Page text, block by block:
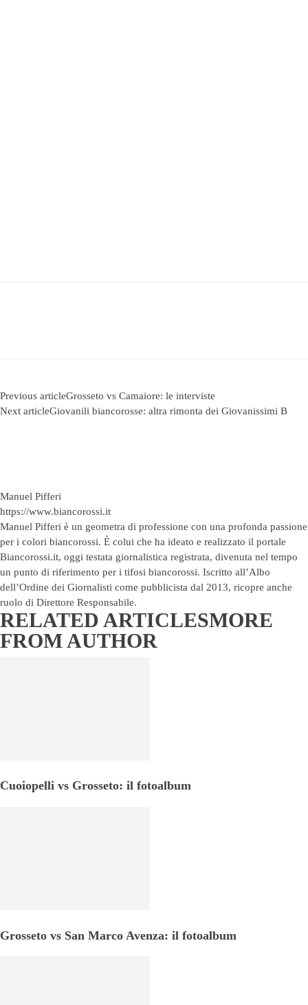
Previous articleGrosseto vs Camaiore: le interviste
Next articleGiovanili biancorosse: altra rimonta dei Giovanissimi B
Manuel Pifferi
https://www.biancorossi.it
Manuel Pifferi è un geometra di professione con una profonda passione
per i colori biancorossi. È colui che ha ideato e realizzato il portale
Biancorossi.it, oggi testata giornalistica registrata, divenuta nel tempo
un punto di riferimento per i tifosi biancorossi. Iscritto all’Albo
dell’Ordine dei Giornalisti come pubblicista dal 2013, ricopre anche
ruolo di Direttore Responsabile.
RELATED ARTICLESMORE
FROM AUTHOR
Cuoiopelli vs Grosseto: il fotoalbum
Grosseto vs San Marco Avenza: il fotoalbum